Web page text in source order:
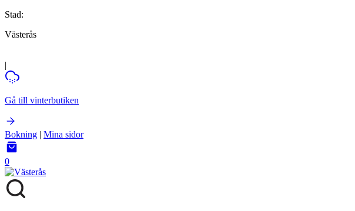
Stad:
Västerås
|
Gå till vinterbutiken
Bokning | Mina sidor
0